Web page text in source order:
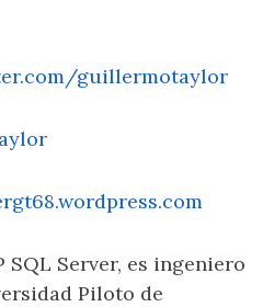
guillermotaylor
Server, es ingeniero
Piloto de